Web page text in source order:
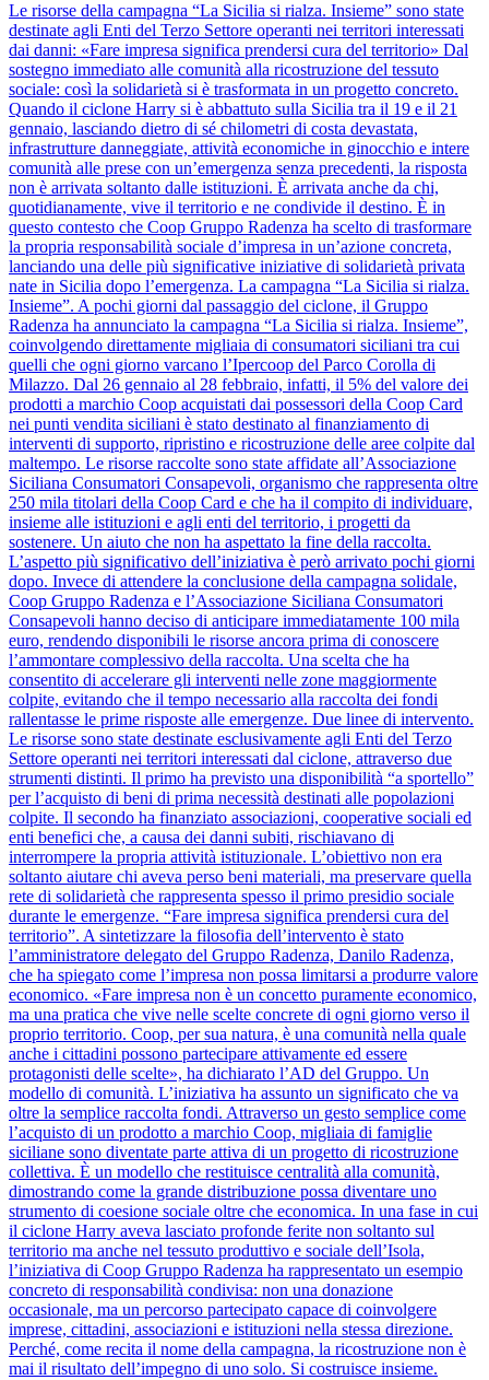
Le risorse della campagna “La Sicilia si rialza. Insieme” sono state
destinate agli Enti del Terzo Settore operanti nei territori interessati
dai danni: «Fare impresa significa prendersi cura del territorio» Dal
sostegno immediato alle comunità alla ricostruzione del tessuto
sociale: così la solidarietà si è trasformata in un progetto concreto.
Quando il ciclone Harry si è abbattuto sulla Sicilia tra il 19 e il 21
gennaio, lasciando dietro di sé chilometri di costa devastata,
infrastrutture danneggiate, attività economiche in ginocchio e intere
comunità alle prese con un’emergenza senza precedenti, la risposta
non è arrivata soltanto dalle istituzioni. È arrivata anche da chi,
quotidianamente, vive il territorio e ne condivide il destino. È in
questo contesto che Coop Gruppo Radenza ha scelto di trasformare
la propria responsabilità sociale d’impresa in un’azione concreta,
lanciando una delle più significative iniziative di solidarietà privata
nate in Sicilia dopo l’emergenza. La campagna “La Sicilia si rialza.
Insieme”. A pochi giorni dal passaggio del ciclone, il Gruppo
Radenza ha annunciato la campagna “La Sicilia si rialza. Insieme”,
coinvolgendo direttamente migliaia di consumatori siciliani tra cui
quelli che ogni giorno varcano l’Ipercoop del Parco Corolla di
Milazzo. Dal 26 gennaio al 28 febbraio, infatti, il 5% del valore dei
prodotti a marchio Coop acquistati dai possessori della Coop Card
nei punti vendita siciliani è stato destinato al finanziamento di
interventi di supporto, ripristino e ricostruzione delle aree colpite dal
maltempo. Le risorse raccolte sono state affidate all’Associazione
Siciliana Consumatori Consapevoli, organismo che rappresenta oltre
250 mila titolari della Coop Card e che ha il compito di individuare,
insieme alle istituzioni e agli enti del territorio, i progetti da
sostenere. Un aiuto che non ha aspettato la fine della raccolta.
L’aspetto più significativo dell’iniziativa è però arrivato pochi giorni
dopo. Invece di attendere la conclusione della campagna solidale,
Coop Gruppo Radenza e l’Associazione Siciliana Consumatori
Consapevoli hanno deciso di anticipare immediatamente 100 mila
euro, rendendo disponibili le risorse ancora prima di conoscere
l’ammontare complessivo della raccolta. Una scelta che ha
consentito di accelerare gli interventi nelle zone maggiormente
colpite, evitando che il tempo necessario alla raccolta dei fondi
rallentasse le prime risposte alle emergenze. Due linee di intervento.
Le risorse sono state destinate esclusivamente agli Enti del Terzo
Settore operanti nei territori interessati dal ciclone, attraverso due
strumenti distinti. Il primo ha previsto una disponibilità “a sportello”
per l’acquisto di beni di prima necessità destinati alle popolazioni
colpite. Il secondo ha finanziato associazioni, cooperative sociali ed
enti benefici che, a causa dei danni subiti, rischiavano di
interrompere la propria attività istituzionale. L’obiettivo non era
soltanto aiutare chi aveva perso beni materiali, ma preservare quella
rete di solidarietà che rappresenta spesso il primo presidio sociale
durante le emergenze. “Fare impresa significa prendersi cura del
territorio”. A sintetizzare la filosofia dell’intervento è stato
l’amministratore delegato del Gruppo Radenza, Danilo Radenza,
che ha spiegato come l’impresa non possa limitarsi a produrre valore
economico. «Fare impresa non è un concetto puramente economico,
ma una pratica che vive nelle scelte concrete di ogni giorno verso il
proprio territorio. Coop, per sua natura, è una comunità nella quale
anche i cittadini possono partecipare attivamente ed essere
protagonisti delle scelte», ha dichiarato l’AD del Gruppo. Un
modello di comunità. L’iniziativa ha assunto un significato che va
oltre la semplice raccolta fondi. Attraverso un gesto semplice come
l’acquisto di un prodotto a marchio Coop, migliaia di famiglie
siciliane sono diventate parte attiva di un progetto di ricostruzione
collettiva. È un modello che restituisce centralità alla comunità,
dimostrando come la grande distribuzione possa diventare uno
strumento di coesione sociale oltre che economica. In una fase in cui
il ciclone Harry aveva lasciato profonde ferite non soltanto sul
territorio ma anche nel tessuto produttivo e sociale dell’Isola,
l’iniziativa di Coop Gruppo Radenza ha rappresentato un esempio
concreto di responsabilità condivisa: non una donazione
occasionale, ma un percorso partecipato capace di coinvolgere
imprese, cittadini, associazioni e istituzioni nella stessa direzione.
Perché, come recita il nome della campagna, la ricostruzione non è
mai il risultato dell’impegno di uno solo. Si costruisce insieme.